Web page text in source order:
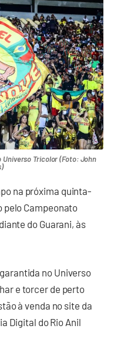
Tricolor (Foto: John
na próxima quinta-
pelo Campeonato
do Guarani, às
no Universo
e torcer de perto
à venda no site da
Digital do Rio Anil